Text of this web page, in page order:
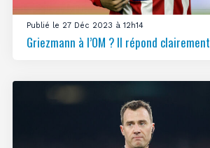
Publié le 27 Déc 2023 à 12h14
Griezmann à l’OM ? Il répond clairement